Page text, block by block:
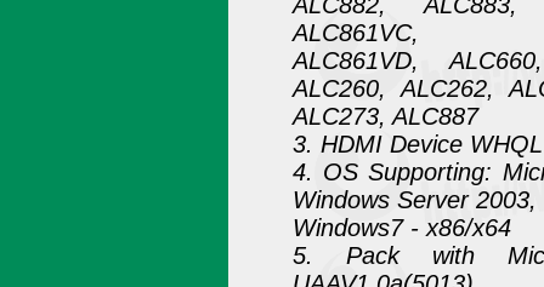
ALC861VC,
ALC861VD,
ALC260, ALC262,
ALC273, ALC887
3. HDMI Device
4. OS Supporting:
Windows Server
Windows7 - x86/x64
5. Pack with